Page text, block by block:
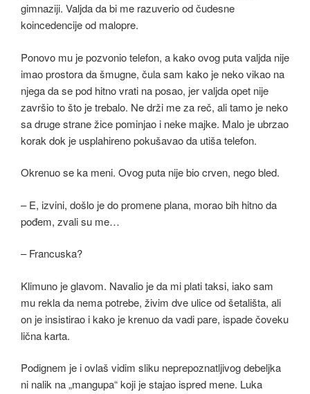
gimnaziji. Valjda da bi me razuverio od čudesne
koincedencije od malopre.
Ponovo mu je pozvonio telefon, a kako ovog puta valjda nije
imao prostora da šmugne, čula sam kako je neko vikao na
njega da se pod hitno vrati na posao, jer valjda opet nije
završio to što je trebalo. Ne drži me za reč, ali tamo je neko
sa druge strane žice pominjao i neke majke. Malo je ubrzao
korak dok je usplahireno pokušavao da utiša telefon.
Okrenuo se ka meni. Ovog puta nije bio crven, nego bled.
– E, izvini, došlo je do promene plana, morao bih hitno da
pođem, zvali su me…
– Francuska?
Klimuno je glavom. Navalio je da mi plati taksi, iako sam
mu rekla da nema potrebe, živim dve ulice od šetališta, ali
on je insistirao i kako je krenuo da vadi pare, ispade čoveku
lična karta.
Podignem je i ovlaš vidim sliku neprepoznatljivog debeljka
ni nalik na „mangupa“ koji je stajao ispred mene. Luka